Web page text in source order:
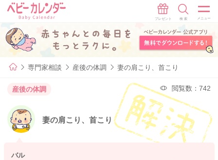
専門家相談 産後の体調 妻の肩こり、首こり
産後の体調 閲覧数：742
妻の肩こり、首こり
バル